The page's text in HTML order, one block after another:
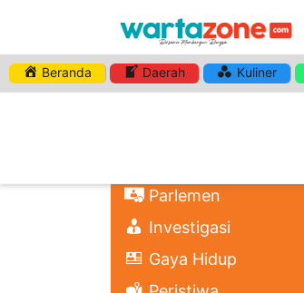
Beranda Daerah Kuliner
Parlemen
Investigasi
Gaya Hidup